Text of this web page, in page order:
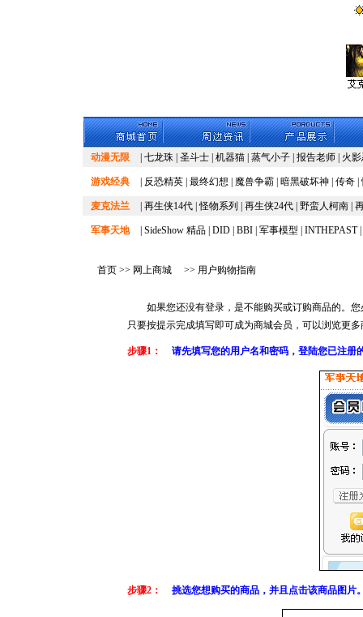
动漫无限 七龙珠| 圣斗士| 机器猫| 蒸气小子| 报告老师| 火
游戏经典 反恐精英| 最终幻想 魔兽争霸| 暗黑破坏神| 传奇|
麦克法兰 再生侠14代|怪物系列 再生侠24代| 野蛮人柯南|
军事天地 SideShow 精品| DID| BBI| 军事模型 INTHEPAST|
首页>> 网上商城 >> 用户购物指南
如果您还没有登录，是不能购买或订购商品的。您
只要按提示完成填写即可成为商城会员，可以浏览更
步骤1： 请先填写您的用户名和密码，登陆您已注册
步骤2： 挑选您想购买的商品，并且点击该商品图片